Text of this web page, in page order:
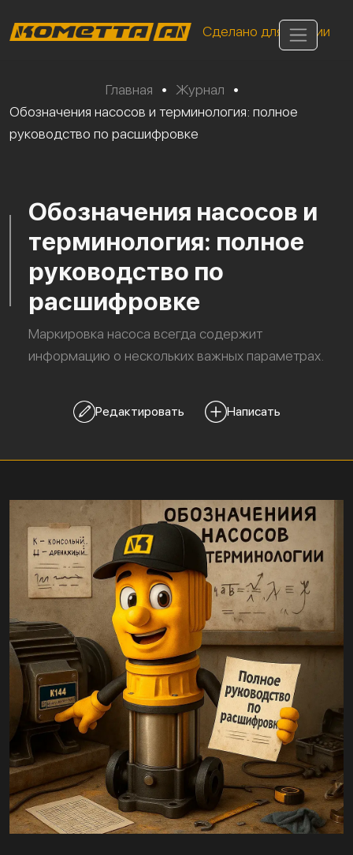
Сделано для России
Главная • Журнал
•
Обозначения насосов и терминология: полное
руководство по расшифровке
Обозначения насосов и
терминология: полное
руководство по
расшифровке
Маркировка насоса всегда содержит
информацию о нескольких важных параметрах.
Редактировать Написать